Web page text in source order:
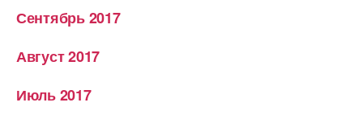
Сентябрь 2017
Август 2017
Июль 2017